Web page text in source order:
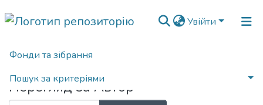
Увійти
Фонди та зібрання
Пошук за критеріями
Головна Переглянути за автором
Перегляд за Автор